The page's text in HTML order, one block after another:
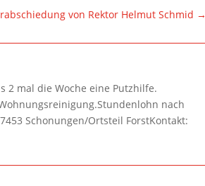
von Rektor Helmut Schmid →
2 mal die Woche eine Putzhilfe.
nach
Schonungen/Ortsteil ForstKontakt: